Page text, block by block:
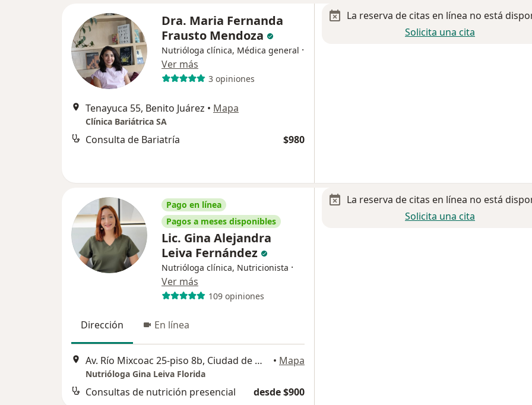
Dra. Maria Fernanda
Frausto Mendoza
Nutrióloga clínica, Médica general ·
Ver más
3 opiniones
Tenayuca 55, Benito Juárez • Mapa
Clínica Bariátrica SA
Consulta de Bariatría $980
La reserva de citas en línea no está
Solicita una cita
Pago en línea
Pagos a meses disponibles
Lic. Gina Alejandra
Leiva Fernández
Nutrióloga clínica, Nutricionista ·
Ver más
109 opiniones
Dirección En línea
Av. Río Mixcoac 25-piso 8b, Ciudad de México • Mapa
Nutrióloga Gina Leiva Florida
Consultas de nutrición presencial desde $900
La reserva de citas en línea no está
Solicita una cita